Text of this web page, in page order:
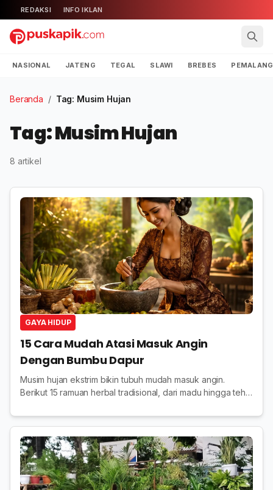
REDAKSI INFO IKLAN
NASIONAL JATENG TEGAL SLAWI BREBES PEMALANG
Beranda / Tag: Musim Hujan
Tag: Musim Hujan
8 artikel
GAYA HIDUP
15 Cara Mudah Atasi Masuk Angin
Dengan Bumbu Dapur
Musim hujan ekstrim bikin tubuh mudah masuk angin.
Berikut 15 ramuan herbal tradisional, dari madu hingga teh